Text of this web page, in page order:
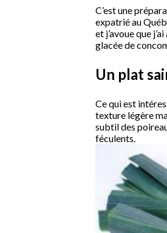
C’est une
expatrié au
et j’avoue que
glacée de
Un plat
Ce qui est
texture légère
subtil des
féculents.